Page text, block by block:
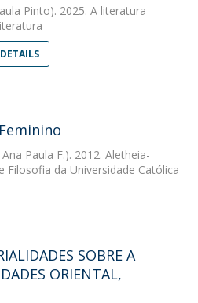
Pinto). 2025. A literatura
Paula F.). 2012. Aletheia-
Filosofia da Universidade Católica
SOBRE A
ORIENTAL,